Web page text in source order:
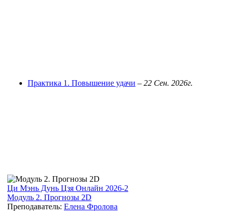
Практика 1. Повышение удачи – 22 Сен. 2026г.
Ци Мэнь Дунь Цзя Онлайн 2026-2
Модуль 2. Прогнозы 2D
Преподаватель: Елена Фролова